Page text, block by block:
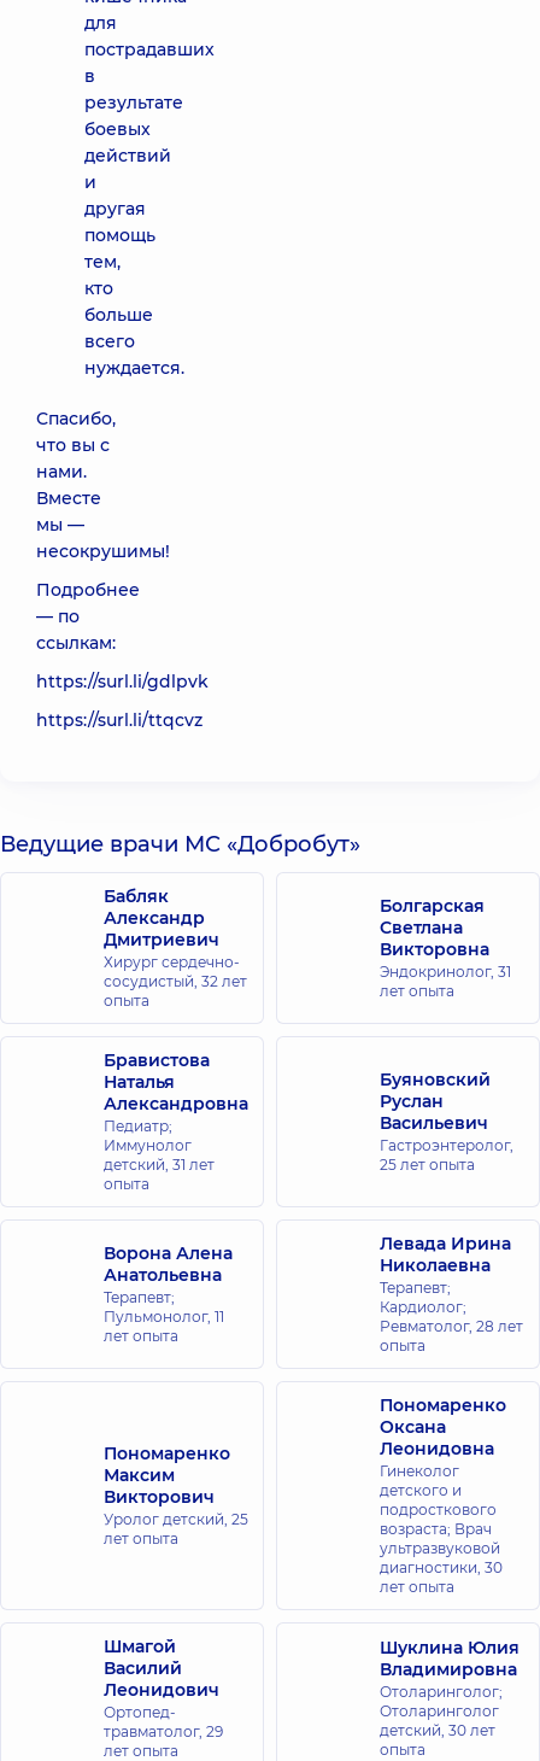
для
пострадавших
в
результате
боевых
действий
и
другая
помощь
тем,
кто
больше
всего
нуждается.
Спасибо,
что вы с
нами.
Вместе
мы —
несокрушимы!
Подробнее
— по
ссылкам:
https://surl.li/gdlpvk
https://surl.li/ttqcvz
Ведущие врачи МС «Добробут»
Бабляк
Александр
Дмитриевич
Хирург сердечно-
сосудистый, 32 лет
опыта
Болгарская
Светлана
Викторовна
Эндокринолог, 31
лет опыта
Бравистова
Наталья
Александровна
Педиатр;
Иммунолог
детский, 31 лет
опыта
Буяновский
Руслан
Васильевич
Гастроэнтеролог,
25 лет опыта
Ворона Алена
Анатольевна
Терапевт;
Пульмонолог, 11
лет опыта
Левада Ирина
Николаевна
Терапевт;
Кардиолог;
Ревматолог, 28 лет
опыта
Пономаренко
Максим
Викторович
Уролог детский, 25
лет опыта
Пономаренко
Оксана
Леонидовна
Гинеколог
детского и
подросткового
возраста; Врач
ультразвуковой
диагностики, 30
лет опыта
Шмагой
Василий
Леонидович
Ортопед-
травматолог, 29
лет опыта
Шуклина Юлия
Владимировна
Отоларинголог;
Отоларинголог
детский, 30 лет
опыта